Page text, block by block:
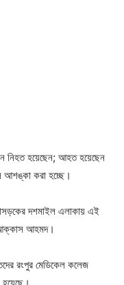
নিহত হয়েছেন; আহত হয়েছেন
করা হচ্ছে।
দশমাইল এলাকায় এই
আক্কাস আহমদ।
রংপুর মেডিকেল কলেজ